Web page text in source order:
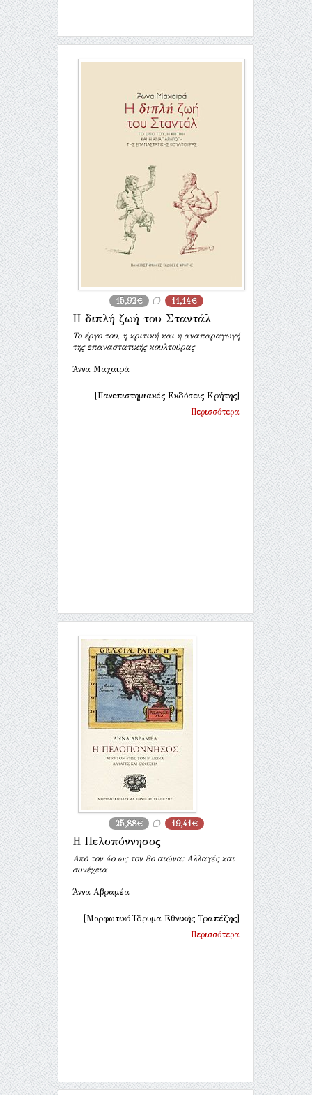
15,92€ 11,14€
Η διπλή ζωή του Σταντάλ
Το έργο του, η κριτική και η αναπαραγωγή
της επαναστατικής κουλτούρας
Άννα Μαχαιρά
[Πανεπιστημιακές Εκδόσεις Κρήτης]
Περισσότερα
25,88€ 19,41€
Η Πελοπόννησος
Από τον 4ο ως τον 8ο αιώνα: Αλλαγές και
συνέχεια
Άννα Αβραμέα
[Μορφωτικό Ίδρυμα Εθνικής Τραπέζης]
Περισσότερα